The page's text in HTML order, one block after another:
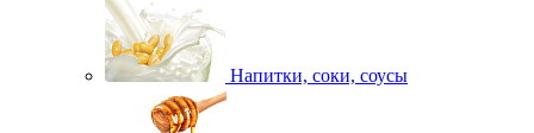
Напитки, соки, соусы